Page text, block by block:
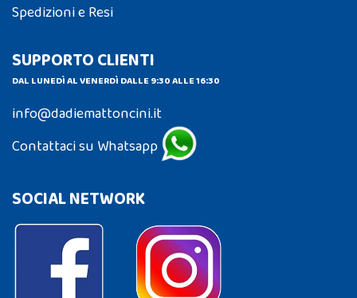
Spedizioni e Resi
SUPPORTO CLIENTI
DAL LUNEDÌ AL VENERDÌ DALLE 9:30 ALLE 16:30
info@dadiemattoncini.it
Contattaci su Whatsapp
SOCIAL NETWORK